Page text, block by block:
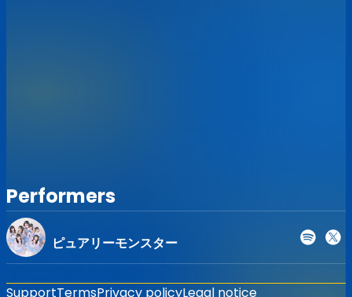
Performers
ピュアリーモンスター
SupportTermsPrivacy policyLegal notice